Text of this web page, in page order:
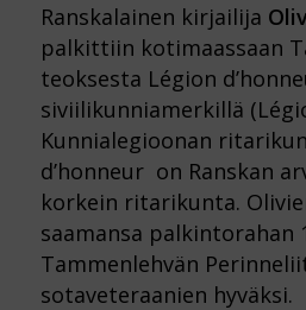
Ranskalainen kirjailija
palkittiin kotimaassaan
teoksesta Légion
siviilikunniamerkillä
Kunnialegioonan
d’honneur on Ranskan
korkein ritarikunta.
saamansa palkintorahan
Tammenlehvän
sotaveteraanien hyväksi.